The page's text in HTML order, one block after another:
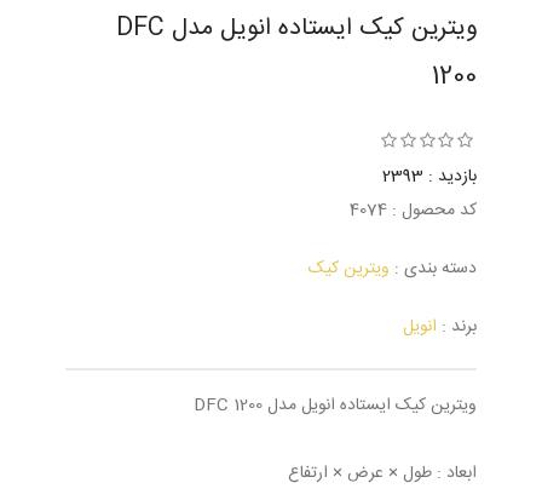
ویترین کیک ایستاده انویل مدل DFC
1200
بازدید : 2393
کد محصول : 4074
دسته بندی : ویترین کیک
برند : انویل
ویترین کیک ایستاده انویل مدل DFC 1200
ابعاد : طول × عرض × ارتفاع